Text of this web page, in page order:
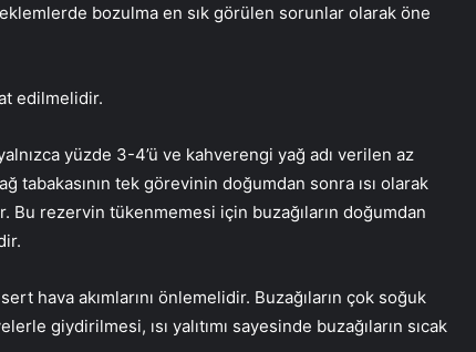
bozulma en sık görülen sorunlar olarak öne
edilmelidir.
yüzde 3-4’ü ve kahverengi yağ adı verilen az
tabakasının tek görevinin doğumdan sonra ısı olarak
Bu rezervin tükenmemesi için buzağıların doğumdan
hava akımlarını önlemelidir. Buzağıların çok soğuk
giydirilmesi, ısı yalıtımı sayesinde buzağıların sıcak